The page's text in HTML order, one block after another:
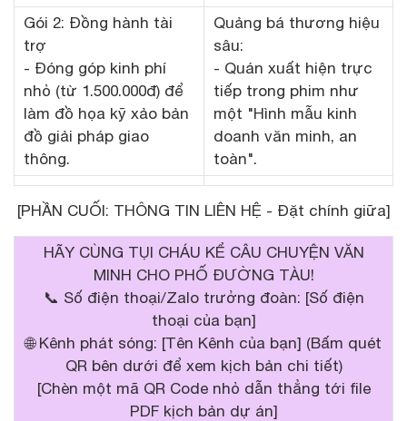
Gói 2: Đồng hành tài
trợ
- Đóng góp kinh phí
nhỏ (từ 1.500.000đ) để
làm đồ họa kỹ xảo bản
đồ giải pháp giao
thông.
Quảng bá thương hiệu
sâu:
- Quán xuất hiện trực
tiếp trong phim như
một "Hình mẫu kinh
doanh văn minh, an
toàn".
[PHẦN CUỐI: THÔNG TIN LIÊN HỆ - Đặt chính giữa]
HÃY CÙNG TỤI CHÁU KỂ CÂU CHUYỆN VĂN
MINH CHO PHỐ ĐƯỜNG TÀU!
📞 Số điện thoại/Zalo trưởng đoàn: [Số điện
thoại của bạn]
🌐 Kênh phát sóng: [Tên Kênh của bạn] (Bấm quét
QR bên dưới để xem kịch bản chi tiết)
[Chèn một mã QR Code nhỏ dẫn thẳng tới file
PDF kịch bản dự án]